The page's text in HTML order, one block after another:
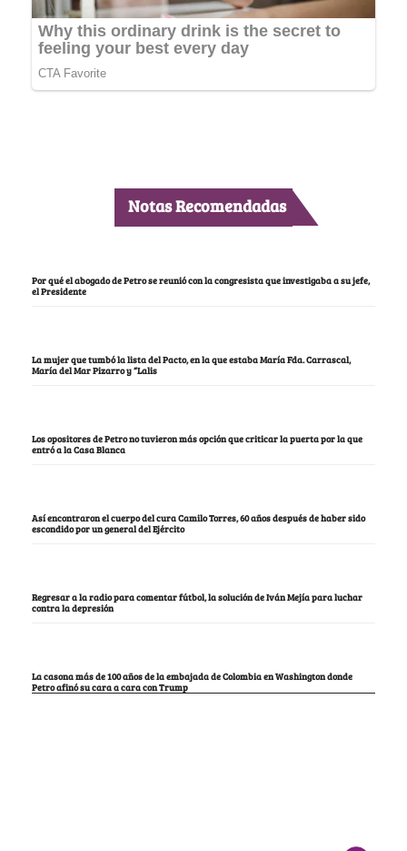
Notas Recomendadas
Por qué el abogado de Petro se reunió con la congresista que investigaba a su jefe,
el Presidente
La mujer que tumbó la lista del Pacto, en la que estaba María Fda. Carrascal,
María del Mar Pizarro y “Lalis
Los opositores de Petro no tuvieron más opción que criticar la puerta por la que
entró a la Casa Blanca
Así encontraron el cuerpo del cura Camilo Torres, 60 años después de haber sido
escondido por un general del Ejército
Regresar a la radio para comentar fútbol, la solución de Iván Mejía para luchar
contra la depresión
La casona más de 100 años de la embajada de Colombia en Washington donde
Petro afinó su cara a cara con Trump